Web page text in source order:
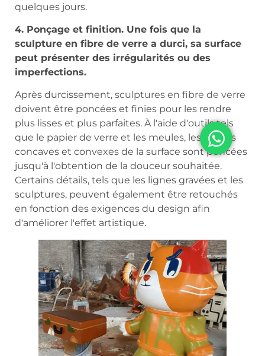
quelques jours.
4. Ponçage et finition. Une fois que la
sculpture en fibre de verre a durci, sa surface
peut présenter des irrégularités ou des
imperfections.
Après durcissement, sculptures en fibre de verre
doivent être poncées et finies pour les rendre
plus lisses et plus parfaites. À l'aide d'outils tels
que le papier de verre et les meules, les parties
concaves et convexes de la surface sont poncées
jusqu'à l'obtention de la douceur souhaitée.
Certains détails, tels que les lignes gravées et les
sculptures, peuvent également être retouchés
en fonction des exigences du design afin
d'améliorer l'effet artistique.